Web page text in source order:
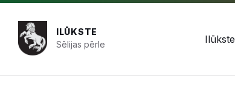
Pāriet
saturu
Skip
navigation
Skip
footer
ILŪKSTE
Sēlijas pērle
Ilūkste